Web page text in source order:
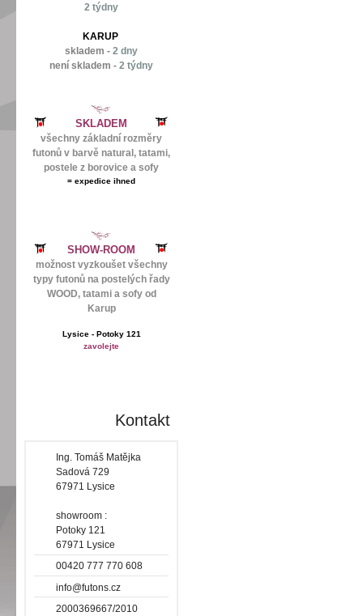
2 týdny
KARUP
skladem - 2 dny
není skladem - 2 týdny
SKLADEM
všechny základní rozměry
futonů v barvě natural, tatami,
postele z borovice a sofy
= expedice ihned
SHOW-ROOM
možnost vyzkoušet všechny
typy futonů na postelých řady
WOOD, tatami a sofy od
Karup
Lysice - Potoky 121
zavolejte
Kontakt
Ing. Tomáš Matějka
Sadová 729
67971 Lysice
showroom :
Potoky 121
67971 Lysice
00420 777 770 608
info@futons.cz
2000369667/2010